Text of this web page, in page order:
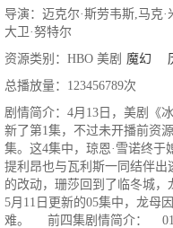
导演：迈克尔·斯劳韦斯,马克·
大卫·努特尔
资源类别：HBO 美剧 魔幻
总播放量：123456789次
剧情简介：4月13日，美剧《
新了第1集，不过未开播前资
集。这4集中，琼恩·雪诺终
提利昂也与瓦利斯一同结伴
的改动，珊莎回到了临冬城
5月11日更新的05集中，龙母
难。 前四集剧情简介： 01